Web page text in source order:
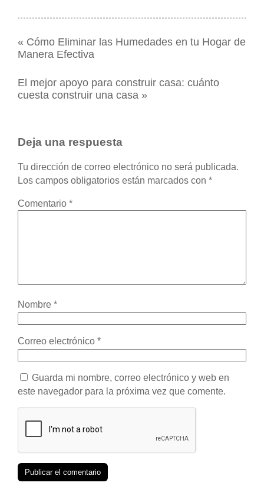
« Cómo Eliminar las Humedades en tu Hogar de
Manera Efectiva
El mejor apoyo para construir casa: cuánto
cuesta construir una casa »
Deja una respuesta
Tu dirección de correo electrónico no será publicada.
Los campos obligatorios están marcados con *
Comentario *
Nombre *
Correo electrónico *
Guarda mi nombre, correo electrónico y web en
este navegador para la próxima vez que comente.